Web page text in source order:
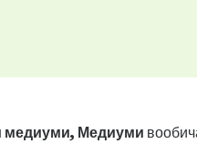
медиуми, Медиуми